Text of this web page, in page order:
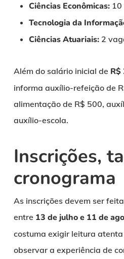
Ciências Econômicas:10
Tecnologia da
Ciências Atuariais:2
Além do salário inicial de R$
informa auxílio-refeição de
alimentação de R$ 500,
auxílio-escola.
Inscrições,
cronograma
As inscrições devem ser
entre 13 de julho e 11 de
costuma exigir leitura
observar a experiência de